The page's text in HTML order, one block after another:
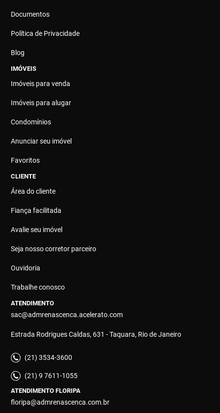
Documentos
Política de Privacidade
Blog
IMÓVEIS
Imóveis para venda
Imóveis para alugar
Condomínios
Anunciar seu imóvel
Favoritos
CLIENTE
Área do cliente
Fiança facilitada
Avalie seu imóvel
Seja nosso corretor parceiro
Ouvidoria
Trabalhe conosco
ATENDIMENTO
sac@admrenascenca.acelerato.com
Estrada Rodrigues Caldas, 631 - Taquara, Rio de Janeiro
(21) 3534-3600
(21) 9 7611-1055
ATENDIMENTO FLORIPA
floripa@admrenascenca.com.br